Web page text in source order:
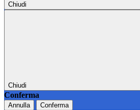
Chiudi
Chiudi
Conferma
Annulla Conferma